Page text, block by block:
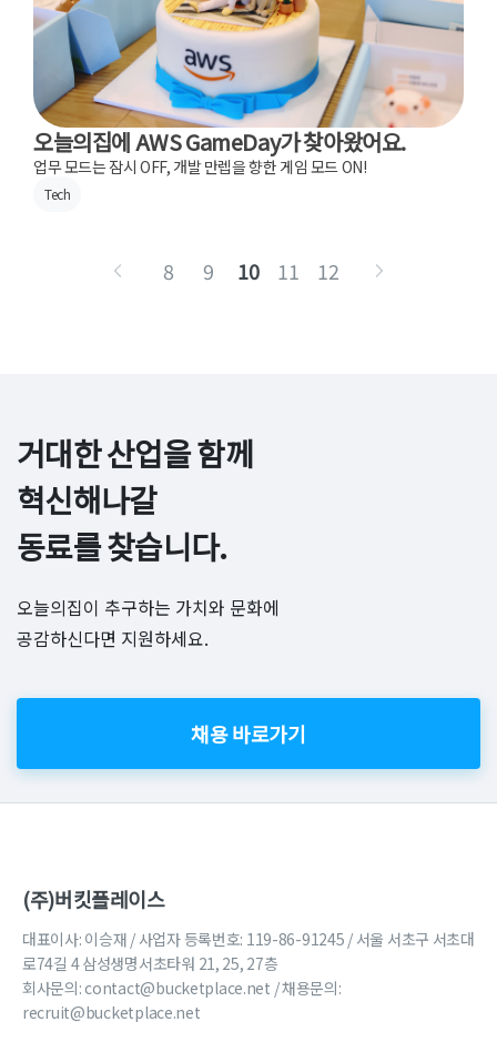
오늘의집에 AWS GameDay가 찾아왔어요.
업무 모드는 잠시 OFF, 개발 만렙을 향한 게임 모드 ON!
Tech
8 9 10 11 12
거대한 산업을 함께
혁신해나갈
동료를 찾습니다.
오늘의집이 추구하는 가치와 문화에
공감하신다면 지원하세요.
채용 바로가기
(주)버킷플레이스
대표이사: 이승재 / 사업자 등록번호: 119-86-91245 / 서울 서초구 서초대
로74길 4 삼성생명서초타워 21, 25, 27층
회사문의: contact@bucketplace.net / 채용문의:
recruit@bucketplace.net